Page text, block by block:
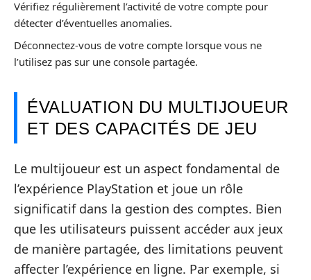
Vérifiez régulièrement l’activité de votre compte pour
détecter d’éventuelles anomalies.
Déconnectez-vous de votre compte lorsque vous ne
l’utilisez pas sur une console partagée.
ÉVALUATION DU MULTIJOUEUR
ET DES CAPACITÉS DE JEU
Le multijoueur est un aspect fondamental de
l’expérience PlayStation et joue un rôle
significatif dans la gestion des comptes. Bien
que les utilisateurs puissent accéder aux jeux
de manière partagée, des limitations peuvent
affecter l’expérience en ligne. Par exemple, si